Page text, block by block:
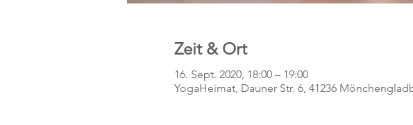
Zeit & Ort
16. Sept. 2020, 18:00 – 19:00
YogaHeimat, Dauner Str. 6, 41236